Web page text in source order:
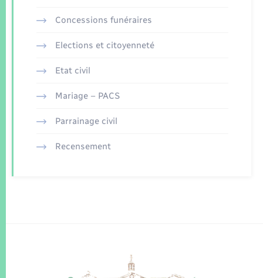
Concessions funéraires
Elections et citoyenneté
Etat civil
Mariage – PACS
Parrainage civil
Recensement